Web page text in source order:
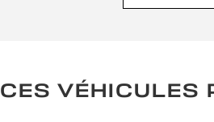
CES VÉHICULES